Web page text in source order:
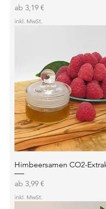
ab 3,19 €
Sale-Preis
inkl. MwSt.
Himbeersamen CO2-
ab 3,99 €
Sale-Preis
inkl. MwSt.